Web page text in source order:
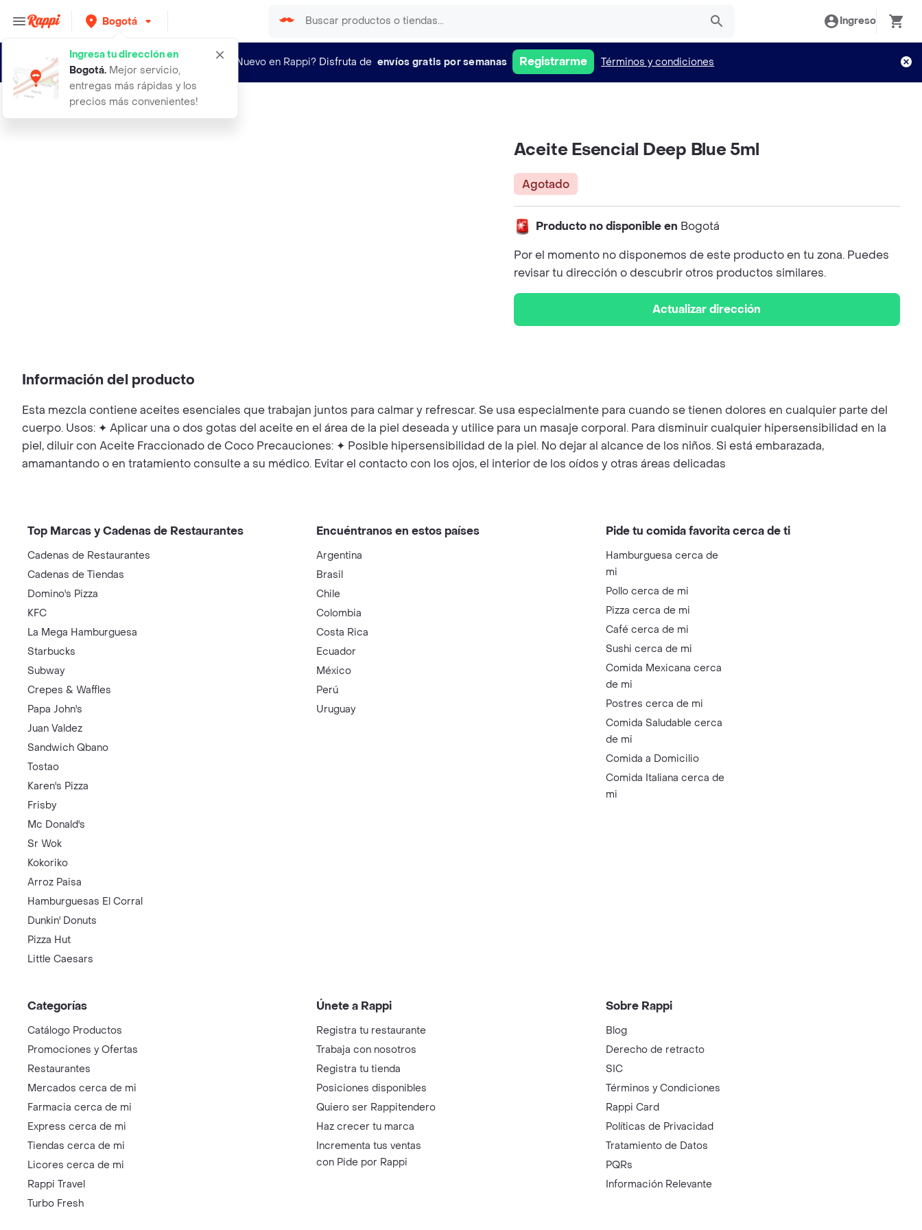
Bogotá
Ingresa tu dirección en
Bogotá. Mejor servicio,
entregas más rápidas y los
precios más convenientes!
Ingreso
¿Nuevo en Rappi? Disfruta de envíos gratis por semanas Registrarme Términos y condiciones
aceite esencial deep blue 5ml
Aceite Esencial Deep Blue 5ml
Agotado
Producto no disponible en Bogotá
Por el momento no disponemos de este producto en tu zona. Puedes
revisar tu dirección o descubrir otros productos similares.
Actualizar dirección
Información del producto
Esta mezcla contiene aceites esenciales que trabajan juntos para calmar y refrescar. Se usa especialmente para cuando se tienen dolores en cualquier parte del
cuerpo. Usos: ✦ Aplicar una o dos gotas del aceite en el área de la piel deseada y utilice para un masaje corporal. Para disminuir cualquier hipersensibilidad en la
piel, diluir con Aceite Fraccionado de Coco Precauciones: ✦ Posible hipersensibilidad de la piel. No dejar al alcance de los niños. Si está embarazada,
amamantando o en tratamiento consulte a su médico. Evitar el contacto con los ojos, el interior de los oídos y otras áreas delicadas
Top Marcas y Cadenas de Restaurantes
Cadenas de Restaurantes
Cadenas de Tiendas
Domino's Pizza
KFC
La Mega Hamburguesa
Starbucks
Subway
Crepes & Waffles
Papa John's
Juan Valdez
Sandwich Qbano
Tostao
Karen's Pizza
Frisby
Mc Donald's
Sr Wok
Kokoriko
Arroz Paisa
Hamburguesas El Corral
Dunkin' Donuts
Pizza Hut
Little Caesars
Encuéntranos en estos países
Argentina
Brasil
Chile
Colombia
Costa Rica
Ecuador
México
Perú
Uruguay
Pide tu comida favorita cerca de ti
Hamburguesa cerca de
mi
Pollo cerca de mi
Pizza cerca de mi
Café cerca de mi
Sushi cerca de mi
Comida Mexicana cerca
de mi
Postres cerca de mi
Comida Saludable cerca
de mi
Comida a Domicilio
Comida Italiana cerca de
mi
Categorías
Catálogo Productos
Promociones y Ofertas
Restaurantes
Mercados cerca de mi
Farmacia cerca de mi
Express cerca de mi
Tiendas cerca de mi
Licores cerca de mi
Rappi Travel
Turbo Fresh
Únete a Rappi
Registra tu restaurante
Trabaja con nosotros
Registra tu tienda
Posiciones disponibles
Quiero ser Rappitendero
Haz crecer tu marca
Incrementa tus ventas
con Pide por Rappi
Sobre Rappi
Blog
Derecho de retracto
SIC
Términos y Condiciones
Rappi Card
Políticas de Privacidad
Tratamiento de Datos
PQRs
Información Relevante